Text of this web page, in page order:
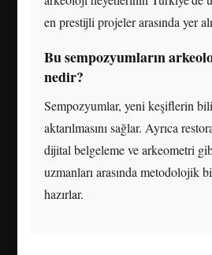
en prestijli projeler arasında yer
Bu sempozyumların
nedir?
Sempozyumlar, yeni keşiflerin
aktarılmasını sağlar. Ayrıca
dijital belgeleme ve arkeometri
uzmanları arasında metodolojik
hazırlar.